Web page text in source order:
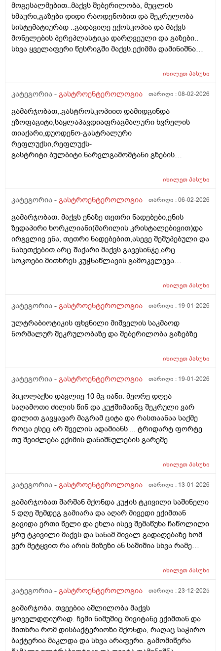
ორი უარყოფითი და ერთი დადებითი პასუხი მივიღო.
ერთ ერთმა გასტროენტეროლოგმა მითხრა რომ
,,გარტყმაზეა,, განავლის ტესტი- დაჭერაზე,ბევრჯერ
უნდა გაიკეთო ბაქტერია რომ დაიჭირო... ბოლო
გასტროენტეროლოგმა პირიქით,ეს კვლევა უფროა
მოგესალმებით..მაქვს შებერილობა, მუცლის
ხმაური,გაზები დიდი რაოდენობით და შეკრულობა
სისტემატიურად ..გადავიღე ექოსკოპია და მაქვს
მონელების პერეპლასტიკა დარღვეული და გაზები..
სხვა ყველაფერი წესრიგში მაქვს.ექიმმა დამინიშნა
მაქვს,.მაგრამ რა მინდა რომ გკითხო მუცელზე ჭიპის
მგრძნობელობა და ტკივილი ,ხანდახან მარცხენა
მხარესაც ხოლმე ეს რისი ბრალი უნდა იყოს ? ასევე
მაქვს სპირალიც და შეიძლება ამისგან მოდიოდეს
ტკივილი თუ ეს ყველაფერი რაც მჭირს აქედან
მოდიოდეს და მაინც მირჩიეთ ვის და როგორ
იხილეთპასუხი
კატეგორია - გასტროენტეროლოგია თარიღი :08-02-2026
გამარჯობათ,.გასტროსკოპიით დამიდგინდა
ეზოფაგიტი,საყლაპავდიაფრაგმალური ხვრელის
თიაქარი,დუოდენო-გასტრალური
რეფლუქსი,რეფლუქს-
გასტრიტი.ბულბიტი.ნარვლგამომტანი გზების
ამიხსენიტ არასამედიცინო ენაზე და რა მედიკამენტები
ყრუ ტკივილი მაქვს მარჯვენა მხარეს
იხილეთპასუხი
კატეგორია - გასტროენტეროლოგია თარიღი :06-02-2026
გამარჯობათ. მაქვს ენაზე თეთრი ნადებები,ენის
ზედაპირი ხორკლიანი(მარილის კრისტალებივით)და
ირგვლივ ენა, თეთრი ნადებებით,ასევე შეშუპებული და
ნახეთქებით.არც შაქარი მაქვს გავესინჯე,არც
სოკოები.მითხრეს კუჭნაწლავის გამოკვლევა
პრობლემებმა?არადა, არ მაწუხებს საერთოდ
ჩავიტარო?
იხილეთპასუხი
კატეგორია - გასტროენტეროლოგია თარიღი : 19-01-2026
ულტრაბიოტიკის ფხვნილი მიშველის საკმაოდ
ნორმალურ შეკრულობაზე და შებერილობა გაზებზე
იხილეთპასუხი
კატეგორია - გასტროენტეროლოგია თარიღი : 19-01-2026
პიკოლაქსი დავლიე 10 მგ იანი. მეორე დღეა
საღამოთი ძილის წინ და კუჭშიმაინც შეკრული ვარ
დილით გავყავარ მაგრამ ციტა და რასთაანაა საქმე
როცა ესეც არ შველის ადამიანს ... ტრიდარტ ფორტე
თუ შეიძლება ექიმის დანიშნულების გარეშე
იხილეთპასუხი
კატეგორია - გასტროენტეროლოგია თარიღი : 13-01-2026
გამარჯობათ შარშან მქონდა კუჭის ტკივილი საშინელი
5 დღე შემდეგ გამიარა და აღარ მივედი ექიმთან
გავიდა ერთი წელი და ეხლა ისევ შემაწუხა ჩაწოლილი
ყრუ ტკივილი მაქვს და სანამ მივალ გადაღებაზე ხომ
ვერ მეტყვით რა არის მიზეზი ან საშიშია სხვა რამე
რომ იცის ტკივილი ეგეთი მაქვს გაზების დაგროვებამ
ხომარ იცის გადატანითი ტკივილი
იხილეთპასუხი
კატეგორია - გასტროენტეროლოგია თარიღი :23-12-2025
გამარჯობა. თვეებია აშლილობა მაქვს
ყოველდღიურად. ჩემი ნიმუშიც მივიტანე ექიმთან და
მითხრა რომ დისბაქტერიოზი მქონდა, რაღაც საჭირო
ბაქტერია მაკლდა და სხვა არაფერი. გამომიწერა